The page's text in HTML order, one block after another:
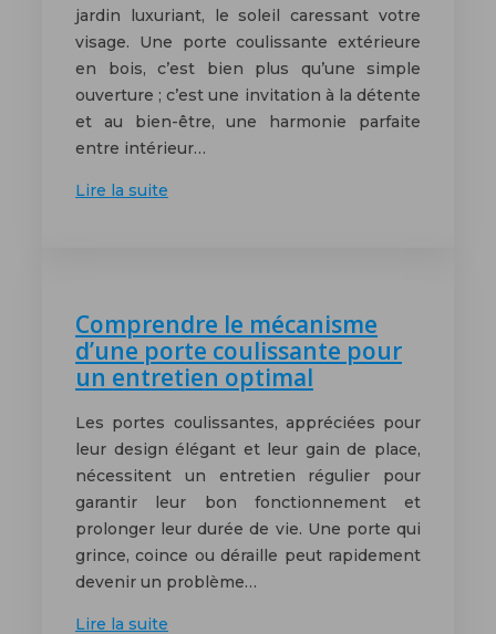
jardin luxuriant, le soleil caressant votre
visage. Une porte coulissante extérieure
en bois, c’est bien plus qu’une simple
ouverture ; c’est une invitation à la détente
et au bien-être, une harmonie parfaite
entre intérieur…
Lire la suite
Comprendre le mécanisme
d’une porte coulissante pour
un entretien optimal
Les portes coulissantes, appréciées pour
leur design élégant et leur gain de place,
nécessitent un entretien régulier pour
garantir leur bon fonctionnement et
prolonger leur durée de vie. Une porte qui
grince, coince ou déraille peut rapidement
devenir un problème…
Lire la suite